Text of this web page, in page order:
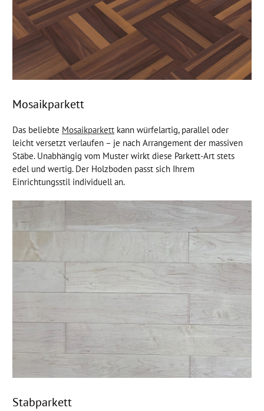
Mosaikparkett
Das beliebte Mosaikparkett kann würfelartig, parallel oder
leicht versetzt verlaufen – je nach Arrangement der massiven
Stäbe. Unabhängig vom Muster wirkt diese Parkett-Art stets
edel und wertig. Der Holzboden passt sich Ihrem
Einrichtungsstil individuell an.
Stabparkett